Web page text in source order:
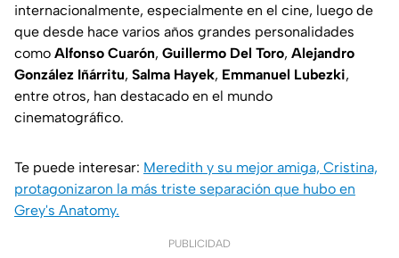
internacionalmente, especialmente en el cine, luego de
que desde hace varios años grandes personalidades
como Alfonso Cuarón, Guillermo Del Toro, Alejandro
González Iñárritu, Salma Hayek, Emmanuel Lubezki,
entre otros, han destacado en el mundo
cinematográfico.
Te puede interesar: Meredith y su mejor amiga, Cristina,
protagonizaron la más triste separación que hubo en
Grey's Anatomy.
PUBLICIDAD